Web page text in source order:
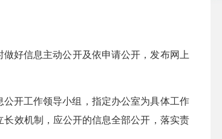
做好信息主动公开及依申请公开，发布网上
开工作领导小组，指定办公室为具体工作
效机制，应公开的信息全部公开，落实责